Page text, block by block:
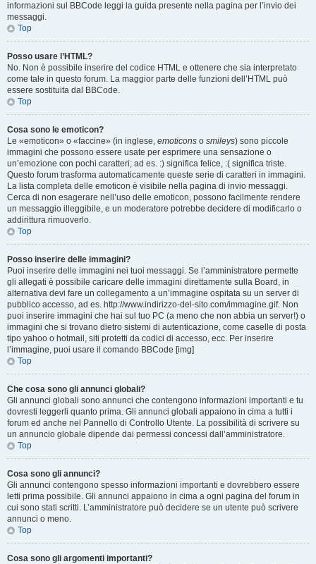
informazioni sul BBCode leggi la guida presente nella pagina per l’invio dei
messaggi.
Top
Posso usare l’HTML?
No. Non è possibile inserire del codice HTML e ottenere che sia interpretato
come tale in questo forum. La maggior parte delle funzioni dell’HTML può
essere sostituita dal BBCode.
Top
Cosa sono le emoticon?
Le «emoticon» o «faccine» (in inglese, emoticons o smileys) sono piccole
immagini che possono essere usate per esprimere una sensazione o
un’emozione con pochi caratteri; ad es. :) significa felice, :( significa triste.
Questo forum trasforma automaticamente queste serie di caratteri in immagini.
La lista completa delle emoticon è visibile nella pagina di invio messaggi.
Cerca di non esagerare nell’uso delle emoticon, possono facilmente rendere
un messaggio illeggibile, e un moderatore potrebbe decidere di modificarlo o
addirittura rimuoverlo.
Top
Posso inserire delle immagini?
Puoi inserire delle immagini nei tuoi messaggi. Se l’amministratore permette
gli allegati è possibile caricare delle immagini direttamente sulla Board, in
alternativa devi fare un collegamento a un’immagine ospitata su un server di
pubblico accesso, ad es. http://www.indirizzo-del-sito.com/immagine.gif. Non
puoi inserire immagini che hai sul tuo PC (a meno che non abbia un server!) o
immagini che si trovano dietro sistemi di autenticazione, come caselle di posta
tipo yahoo o hotmail, siti protetti da codici di accesso, ecc. Per inserire
l’immagine, puoi usare il comando BBCode [img]
Top
Che cosa sono gli annunci globali?
Gli annunci globali sono annunci che contengono informazioni importanti e tu
dovresti leggerli quanto prima. Gli annunci globali appaiono in cima a tutti i
forum ed anche nel Pannello di Controllo Utente. La possibilità di scrivere su
un annuncio globale dipende dai permessi concessi dall’amministratore.
Top
Cosa sono gli annunci?
Gli annunci contengono spesso informazioni importanti e dovrebbero essere
letti prima possibile. Gli annunci appaiono in cima a ogni pagina del forum in
cui sono stati scritti. L’amministratore può decidere se un utente può scrivere
annunci o meno.
Top
Cosa sono gli argomenti importanti?